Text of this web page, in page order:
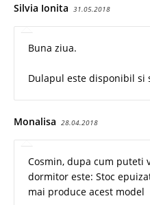
Silvia Ionita 31.05.2018
Buna ziua.
Dulapul este disponibil si
Monalisa 28.04.2018
Cosmin, dupa cum puteti
dormitor este: Stoc
mai produce acest model